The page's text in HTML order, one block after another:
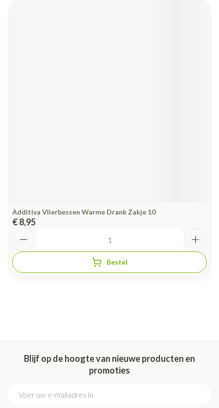
Additiva Vlierbessen Warme Drank Zakje 10
€ 8,95
Bestel
Blijf op de hoogte van nieuwe producten en
promoties